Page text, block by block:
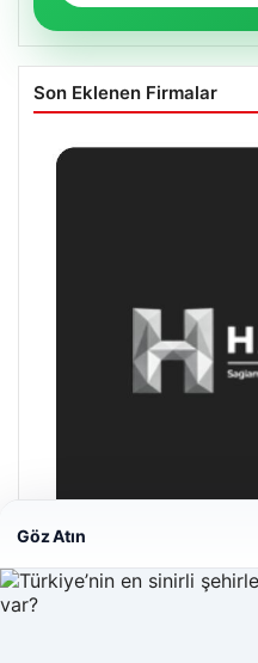
Son Eklenen Firmalar
Hastaş Beton
Göz Atın